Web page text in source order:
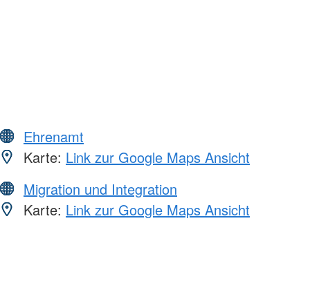
Ehrenamt
Karte: Link zur Google Maps Ansicht
Migration und Integration
Karte: Link zur Google Maps Ansicht